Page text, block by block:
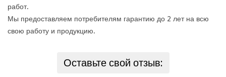
работ.
Мы предоставляем потребителям гарантию до 2 лет на всю
свою работу и продукцию.
Оставьте свой отзыв: